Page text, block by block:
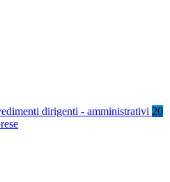
dirigenti - amministrativi 20